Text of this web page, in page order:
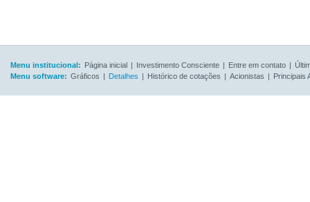
Menu institucional: Página inicial | Investimento Consciente | Entre em contato |
Menu software: Gráficos | Detalhes | Histórico de cotações | Acionistas | Principais